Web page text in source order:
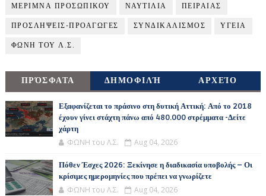
ΜΕΡΙΜΝΑ ΠΡΟΣΩΠΙΚΟΥ ΝΑΥΤΙΛΙΑ ΠΕΙΡΑΙΑΣ
ΠΡΟΣΛΗΨΕΙΣ-ΠΡΟΑΓΩΓΕΣ ΣΥΝΔΙΚΑΛΙΣΜΟΣ ΥΓΕΙΑ
ΦΩΝΗ ΤΟΥ Λ.Σ.
ΠΡΌΣΦΑΤΑ ΔΗΜΟΦΙΛΉ ΑΡΧΕΊΟ
Εξαφανίζεται το πράσινο στη δυτική Αττική: Από το 2018
έχουν γίνει στάχτη πάνω από 480.000 στρέμματα -Δείτε
χάρτη
ΦΩΝΗ του Λ.Σ. Aug 04, 2026
Πόθεν Έσχες 2026: Ξεκίνησε η διαδικασία υποβολής – Οι
κρίσιμες ημερομηνίες που πρέπει να γνωρίζετε
ΦΩΝΗ του Λ.Σ. Aug 04, 2026